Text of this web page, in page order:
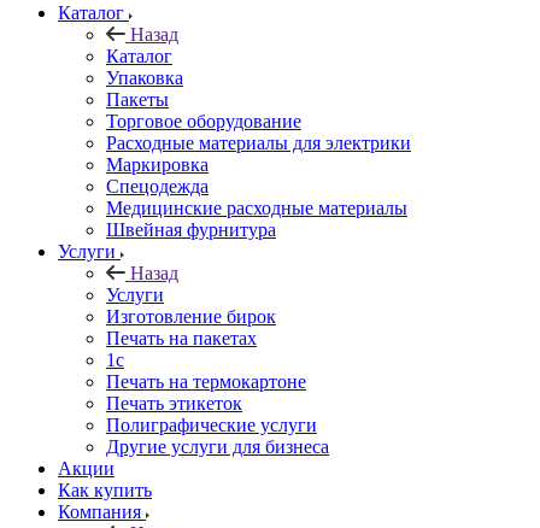
Каталог
Назад
Каталог
Упаковка
Пакеты
Торговое оборудование
Расходные материалы для электрики
Маркировка
Спецодежда
Медицинские расходные материалы
Швейная фурнитура
Услуги
Назад
Услуги
Изготовление бирок
Печать на пакетах
1c
Печать на термокартоне
Печать этикеток
Полиграфические услуги
Другие услуги для бизнеса
Акции
Как купить
Компания